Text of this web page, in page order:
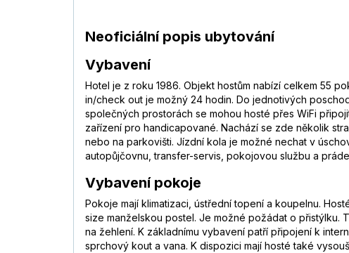
Neoficiální popis ubytování
Vybavení
Hotel je z roku 1986. Objekt hostům nabízí celkem 55
in/check out je možný 24 hodin. Do jednotivých
společných prostorách se mohou hosté přes WiFi
zařízení pro handicapované. Nachází se zde několik
nebo na parkovišti. Jízdní kola je možné nechat v
autopůjčovnu, transfer-servis, pokojovou službu a
Vybavení pokoje
Pokoje mají klimatizaci, ústřední topení a koupelnu.
size manželskou postel. Je možné požádat o přistýlku.
na žehlení. K základnímu vybavení patří připojení k
sprchový kout a vana. K dispozici mají hosté také